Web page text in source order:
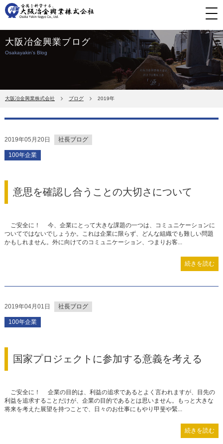
大阪冶金興業ブログ
Osakayakin's Blog
大阪冶金興業株式会社 ブログ 2019年
2019年05月20日 社長ブログ
100年企業
意思を確認し合うことの大切さについて
ご安全に！ 今、企業にとって大きな課題の一つは、コミュニケーションに
ついてではないでしょうか。これは企業に限らず、どんな組織でも難しい問題
かもしれません。外に向けてのコミュニケーション、つまりお客...
続きを読む
2019年04月01日 社長ブログ
100年企業
国家プロジェクトに参加する意義を考える
ご安全に！ 企業の目的は、利益の追求であるとよく言われますが、目先の
利益を追求することだけが、企業の目的であるとは思いません。もっと大きな
将来を考えた展望を持つことで、日々のお仕事にもやり甲斐や緊...
続きを読む